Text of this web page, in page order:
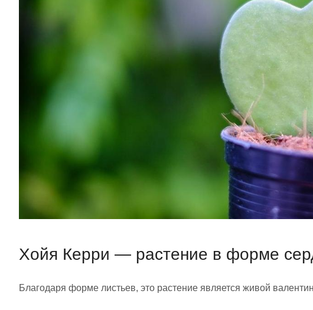
Хойя Керри — растение в форме
Благодаря форме листьев, это растение является живой